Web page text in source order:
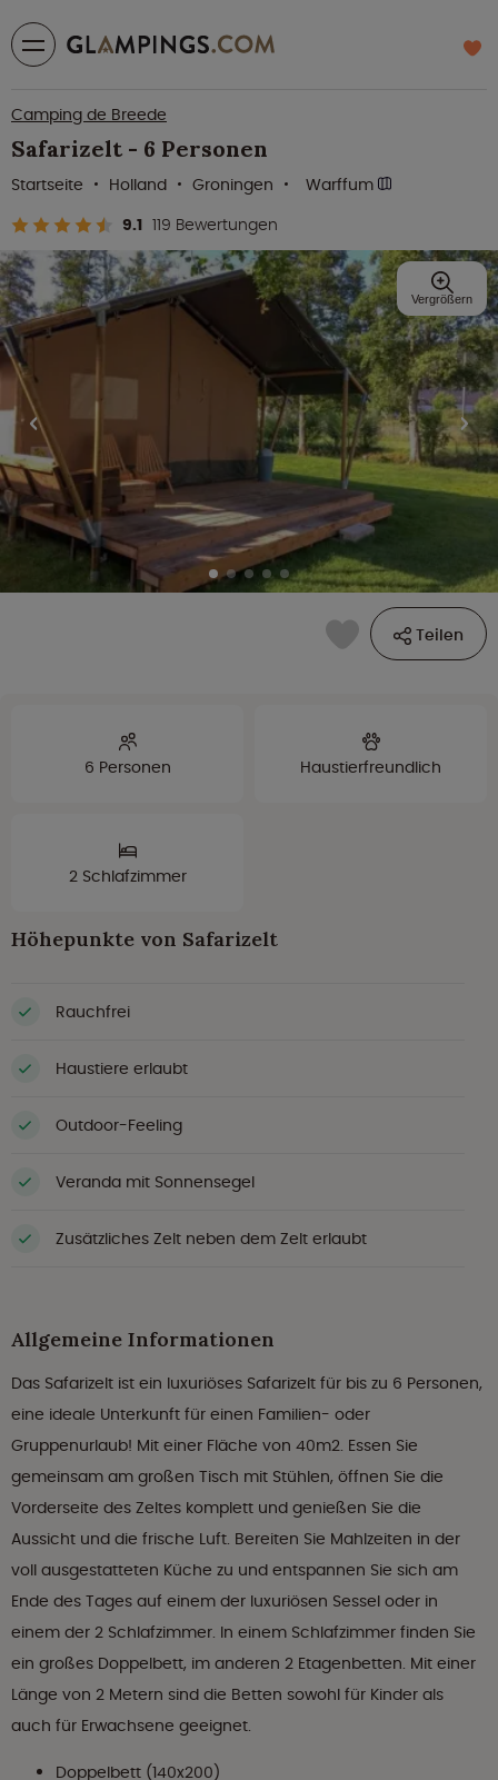
Camping de Breede
Safarizelt - 6 Personen
9.1 119 Bewertungen
Startseite Holland Groningen Warffum
Teilen
Vergrößern
6 Personen Haustierfreundlich
2 Schlafzimmer
Höhepunkte von Safarizelt
Rauchfrei
Haustiere erlaubt
Outdoor-Feeling
Veranda mit Sonnensegel
Zusätzliches Zelt neben dem Zelt erlaubt
Allgemeine Informationen
Das Safarizelt ist ein luxuriöses Safarizelt für bis zu 6 Personen,
eine ideale Unterkunft für einen Familien- oder
Gruppenurlaub! Mit einer Fläche von 40m2. Essen Sie
gemeinsam am großen Tisch mit Stühlen, öffnen Sie die
Vorderseite des Zeltes komplett und genießen Sie die
Aussicht und die frische Luft. Bereiten Sie Mahlzeiten in der
voll ausgestatteten Küche zu und entspannen Sie sich am
Ende des Tages auf einem der luxuriösen Sessel oder in
einem der 2 Schlafzimmer. In einem Schlafzimmer finden Sie
ein großes Doppelbett, im anderen 2 Etagenbetten. Mit einer
Länge von 2 Metern sind die Betten sowohl für Kinder als
auch für Erwachsene geeignet.
Doppelbett (140x200)